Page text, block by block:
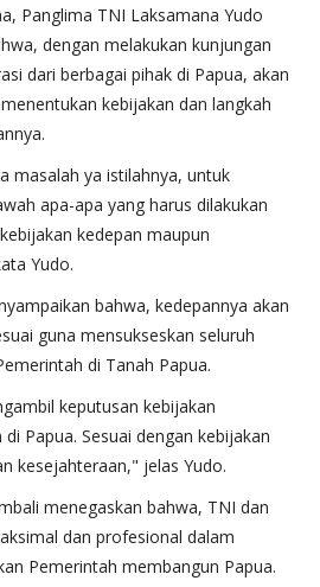
Panglima TNI Laksamana Yudo
dengan melakukan kunjungan
dari berbagai pihak di Papua, akan
kebijakan dan langkah
masalah ya istilahnya, untuk
apa-apa yang harus dilakukan
kedepan maupun
Yudo.
bahwa, kedepannya akan
guna mensukseskan seluruh
di Tanah Papua.
keputusan kebijakan
Papua. Sesuai dengan kebijakan
kesejahteraan," jelas Yudo.
menegaskan bahwa, TNI dan
dan profesional dalam
Pemerintah membangun Papua.